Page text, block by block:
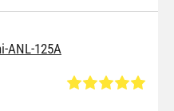
ANL-125A